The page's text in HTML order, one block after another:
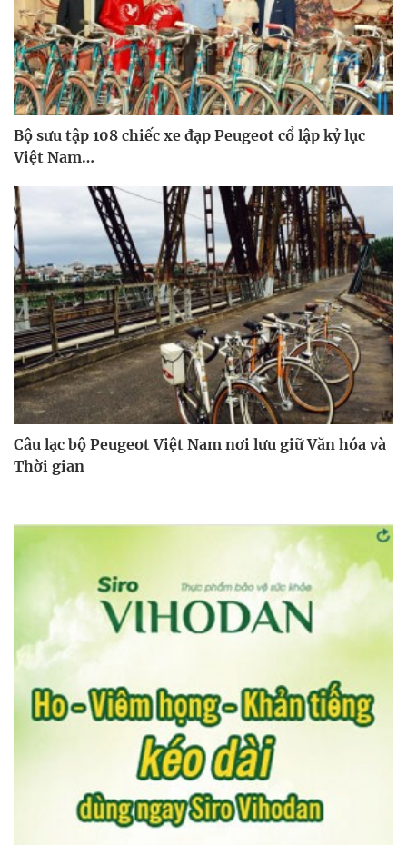
Bộ sưu tập 108 chiếc xe đạp Peugeot cổ lập kỷ lục
Việt Nam…
Câu lạc bộ Peugeot Việt Nam nơi lưu giữ Văn hóa và
Thời gian